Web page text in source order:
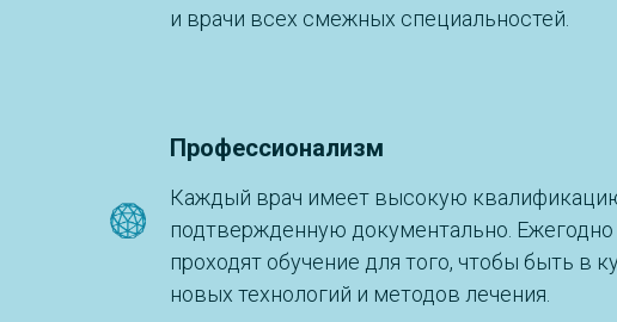
и врачи всех смежных специальностей.
Профессионализм
Каждый врач имеет высокую
подтвержденную документально.
проходят обучение для того, чтобы быть в
новых технологий и методов лечения.